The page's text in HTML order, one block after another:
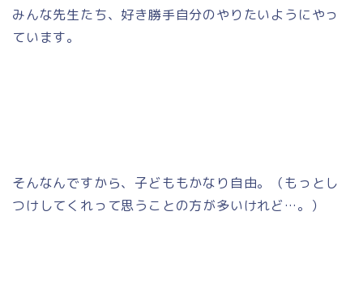
みんな先生たち、好き勝手自分のやりたいようにやっ
ています。
そんなんですから、子どももかなり自由。（もっとし
つけしてくれって思うことの方が多いけれど…。）